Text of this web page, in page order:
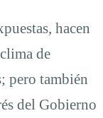
hacen
de
pero también
del Gobierno